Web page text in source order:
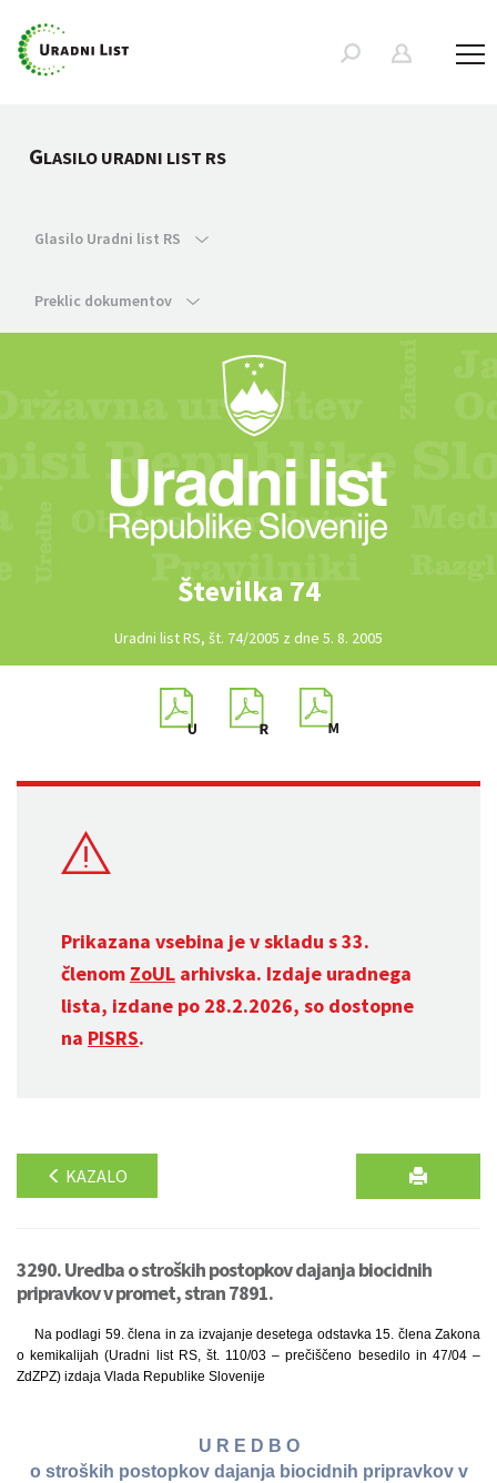
GLASILO URADNI LIST RS
Glasilo Uradni list RS
Preklic dokumentov
Številka 74
Uradni list RS, št. 74/2005 z dne 5. 8. 2005
Prikazana vsebina je v skladu s 33.
členom ZoUL arhivska. Izdaje uradnega
lista, izdane po 28.2.2026, so dostopne
na PISRS.
KAZALO
3290. Uredba o stroških postopkov dajanja biocidnih
pripravkov v promet, stran 7891.
Na podlagi 59. člena in za izvajanje desetega odstavka 15. člena Zakona
o kemikalijah (Uradni list RS, št. 110/03 – prečiščeno besedilo in 47/04 –
ZdZPZ) izdaja Vlada Republike Slovenije
U R E D B O
o stroških postopkov dajanja biocidnih pripravkov v